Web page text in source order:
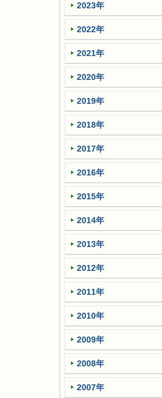
2023年
2022年
2021年
2020年
2019年
2018年
2017年
2016年
2015年
2014年
2013年
2012年
2011年
2010年
2009年
2008年
2007年